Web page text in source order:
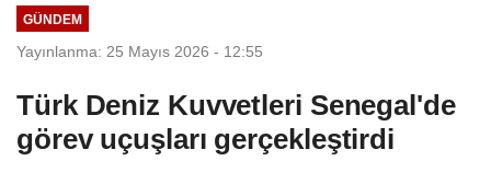
GÜNDEM
Yayınlanma: 25 Mayıs 2026 - 12:55
Türk Deniz Kuvvetleri Senegal'de
görev uçuşları gerçekleştirdi